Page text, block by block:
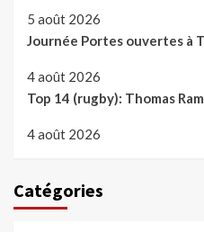
5 août 2026
Journée Portes ouvertes à
4 août 2026
Top 14 (rugby): Thomas
4 août 2026
Catégories